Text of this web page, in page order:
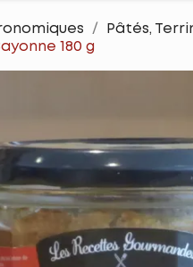
Pâtés,
180 g